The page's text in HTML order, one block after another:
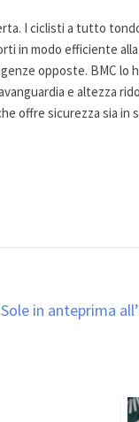
I ciclisti a tutto
in modo efficiente
opposte. BMC lo
e altezza
offre sicurezza sia in
in anteprima